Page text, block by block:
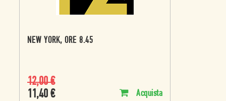
NEW YORK, ORE 8.45
12,00€
11,40 € Acquista